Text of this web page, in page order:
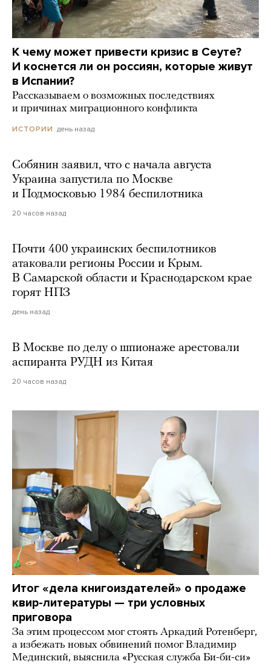
К чему может привести кризис в Сеуте?
И коснется ли он россиян, которые живут
в Испании?
Рассказываем о возможных последствиях
и причинах миграционного конфликта
ИСТОРИИ день назад
Собянин заявил, что с начала августа
Украина запустила по Москве
и Подмосковью 1984 беспилотника
20 часов назад
Почти 400 украинских беспилотников
атаковали регионы России и Крым.
В Самарской области и Краснодарском крае
горят НПЗ
день назад
В Москве по делу о шпионаже арестовали
аспиранта РУДН из Китая
20 часов назад
Итог «дела книгоиздателей» о продаже
квир-литературы — три условных
приговора
За этим процессом мог стоять Аркадий Ротенберг,
а избежать новых обвинений помог Владимир
Мединский, выяснила «Русская служба Би-би-си»